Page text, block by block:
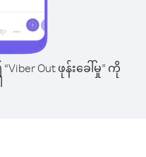
Out ဖုန်းခေါ်မှု” ကို